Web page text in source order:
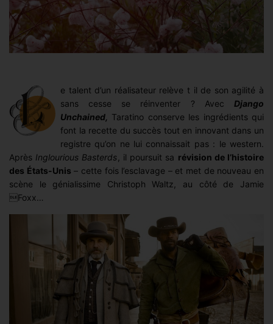
e talent d’un réalisateur relève t il de son agilité à
sans cesse se réinventer ? Avec Django
Unchained,
Taratino conserve les ingrédients qui
font la recette du succès tout en innovant dans un
registre qu’on ne lui connaissait pas : le western.
Après Inglourious Basterds , il poursuit sa révision de l’histoire
des États-Unis – cette fois l’esclavage – et met de nouveau en
scène le génialissime Christoph Waltz, au côté de Jamie
Foxx…